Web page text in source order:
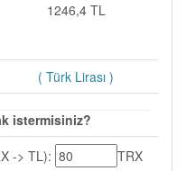
1246,4 TL
( Türk Lirası )
istermisiniz?
-> TL):
TRX